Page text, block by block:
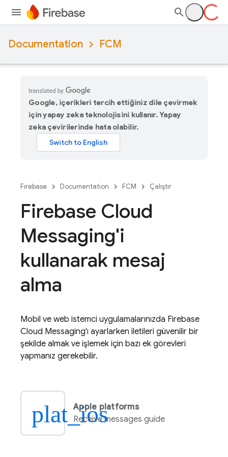
Documentation FCM
Google, içerikleri tercih ettiğiniz dile çevirmek
için yapay zeka teknolojisini kullanır. Yapay
zeka çevirilerinde hata olabilir.
Firebase Documentation FCM Çalıştır
Firebase Cloud
Messaging'i
kullanarak mesaj
alma
Mobil ve web istemci uygulamalarınızda Firebase
Cloud Messaging'ı ayarlarken iletileri güvenilir bir
şekilde almak ve işlemek için bazı ek görevleri
yapmanız gerekebilir.
plat_ios
Apple platforms
Receive messages guide